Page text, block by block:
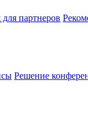
партнеров
Решение